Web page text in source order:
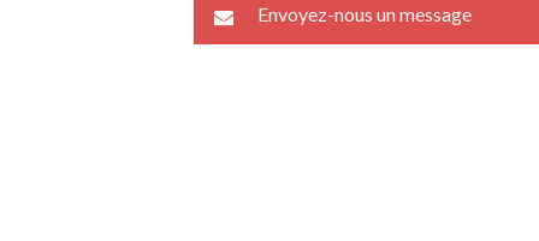
Envoyez-nous un message